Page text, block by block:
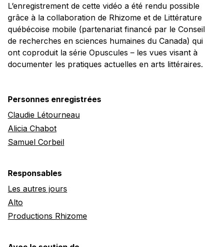
L’enregistrement de cette vidéo a été rendu possible
grâce à la collaboration de Rhizome et de Littérature
québécoise mobile (partenariat financé par le Conseil
de recherches en sciences humaines du Canada) qui
ont coproduit la série Opuscules – les vues visant à
documenter les pratiques actuelles en arts littéraires.
Personnes enregistrées
Claudie Létourneau
Alicia Chabot
Samuel Corbeil
Responsables
Les autres jours
Alto
Productions Rhizome